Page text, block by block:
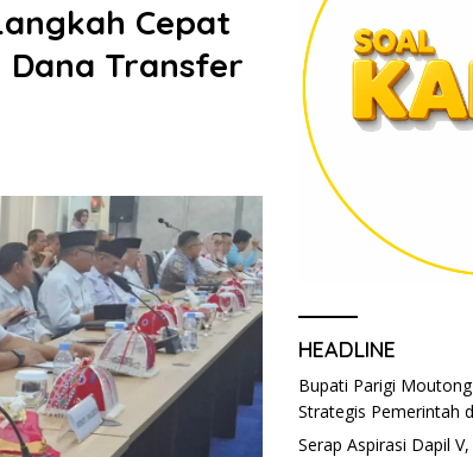
Cepat
Transfer
HEADLINE
Bupati Parigi
Strategis Pemerintah
Serap Aspirasi Dapil